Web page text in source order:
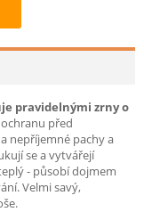
pravidelnými zrny o
před
nepříjemné pachy a
se a vytvářejí
- působí dojmem
Velmi savý,